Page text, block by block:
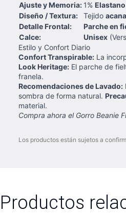
Ajuste y Memoria: 1% Elastano
Diseño / Textura:
Tejido
Detalle Frontal:
Parche en
Calce:
Unisex
Estilo y Confort Diario
Confort Transpirable: La
Look Heritage: El parche de
franela.
Recomendaciones de Lavado:
sombra de forma natural.
material.
Compra ahora el Gorro
Los productos están sujetos a
Productos